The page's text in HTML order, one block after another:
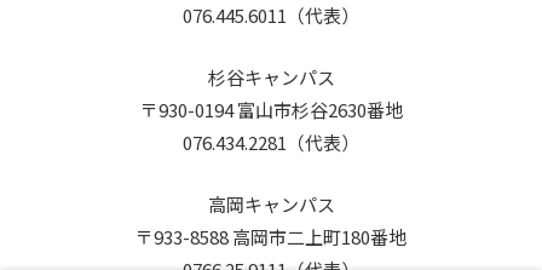
076.445.6011（代表）
杉谷キャンパス
〒930-0194 富山市杉谷2630番地
076.434.2281（代表）
高岡キャンパス
〒933-8588 高岡市二上町180番地